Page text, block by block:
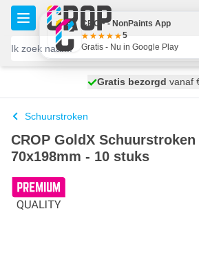
Ga naar de inhoud
Gratis bezorgd vanaf
100 dagen
Schuurstroken
CROP GoldX
70x198mm - 10 stuks
CROP - NonPaints App
5
Gratis - Nu in Google Play